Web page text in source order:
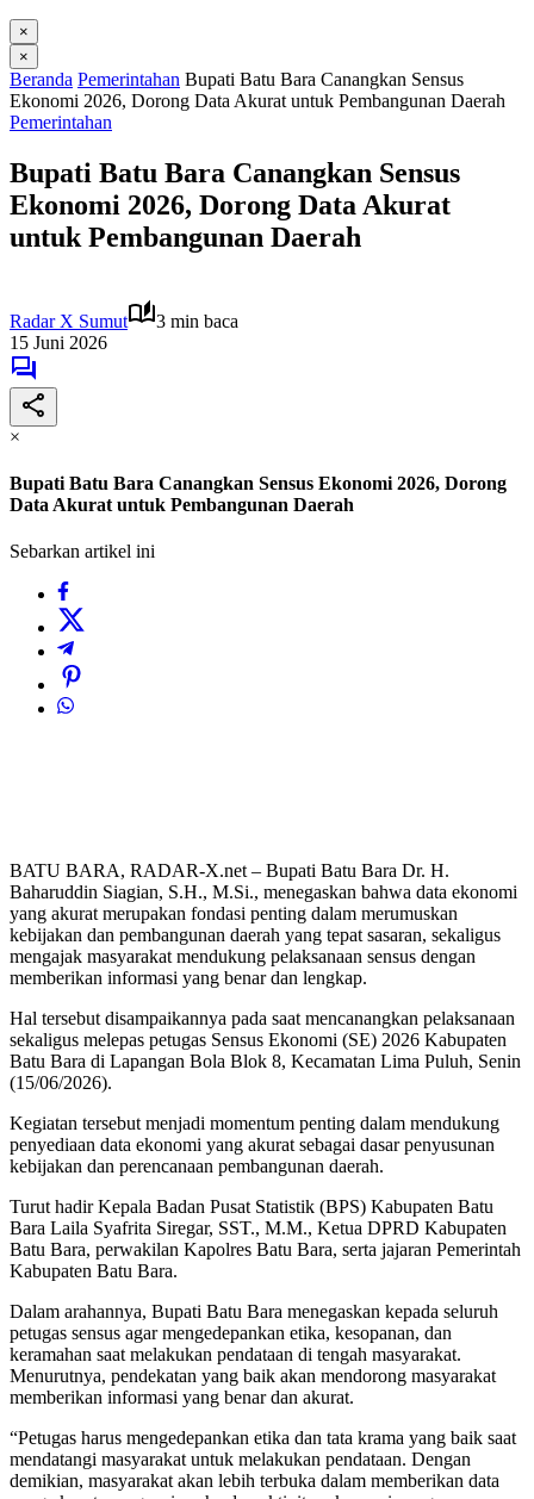
×
×
Beranda Pemerintahan Bupati Batu Bara Canangkan Sensus
Ekonomi 2026, Dorong Data Akurat untuk Pembangunan Daerah
Pemerintahan
Bupati Batu Bara Canangkan Sensus
Ekonomi 2026, Dorong Data Akurat
untuk Pembangunan Daerah
Radar X Sumut
3 min baca
15 Juni 2026
×
Bupati Batu Bara Canangkan Sensus Ekonomi 2026, Dorong
Data Akurat untuk Pembangunan Daerah
Sebarkan artikel ini
BATU BARA, RADAR-X.net – Bupati Batu Bara Dr. H.
Baharuddin Siagian, S.H., M.Si., menegaskan bahwa data ekonomi
yang akurat merupakan fondasi penting dalam merumuskan
kebijakan dan pembangunan daerah yang tepat sasaran, sekaligus
mengajak masyarakat mendukung pelaksanaan sensus dengan
memberikan informasi yang benar dan lengkap.
Hal tersebut disampaikannya pada saat mencanangkan pelaksanaan
sekaligus melepas petugas Sensus Ekonomi (SE) 2026 Kabupaten
Batu Bara di Lapangan Bola Blok 8, Kecamatan Lima Puluh, Senin
(15/06/2026).
Kegiatan tersebut menjadi momentum penting dalam mendukung
penyediaan data ekonomi yang akurat sebagai dasar penyusunan
kebijakan dan perencanaan pembangunan daerah.
Turut hadir Kepala Badan Pusat Statistik (BPS) Kabupaten Batu
Bara Laila Syafrita Siregar, SST., M.M., Ketua DPRD Kabupaten
Batu Bara, perwakilan Kapolres Batu Bara, serta jajaran Pemerintah
Kabupaten Batu Bara.
Dalam arahannya, Bupati Batu Bara menegaskan kepada seluruh
petugas sensus agar mengedepankan etika, kesopanan, dan
keramahan saat melakukan pendataan di tengah masyarakat.
Menurutnya, pendekatan yang baik akan mendorong masyarakat
memberikan informasi yang benar dan akurat.
“Petugas harus mengedepankan etika dan tata krama yang baik saat
mendatangi masyarakat untuk melakukan pendataan. Dengan
demikian, masyarakat akan lebih terbuka dalam memberikan data